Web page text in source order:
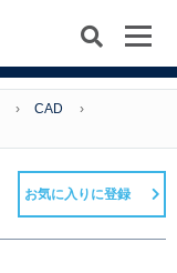
CAD
お気に入りに登録